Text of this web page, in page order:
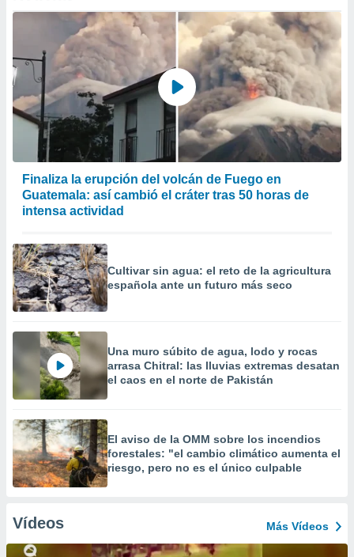
Finaliza la erupción del volcán de Fuego en
Guatemala: así cambió el cráter tras 50 horas de
intensa actividad
Cultivar sin agua: el reto de la agricultura
española ante un futuro más seco
Una muro súbito de agua, lodo y rocas
arrasa Chitral: las lluvias extremas desatan
el caos en el norte de Pakistán
El aviso de la OMM sobre los incendios
forestales: "el cambio climático aumenta el
riesgo, pero no es el único culpable
Vídeos Más Vídeos